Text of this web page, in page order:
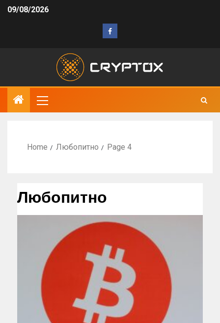
09/08/2026
Home Любопитно Page 4
Любопитно